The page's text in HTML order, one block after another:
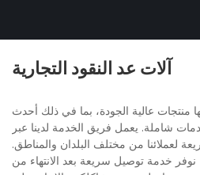
آلات عد النقود التجارية
منتجات عالية الجودة، بما في ذلك أحدث
شاملة. يعمل فريق الخدمة لدينا عبر
لعملائنا من مختلف البلدان والمناطق.
نوفر خدمة توصيل سريعة بعد الانتهاء من